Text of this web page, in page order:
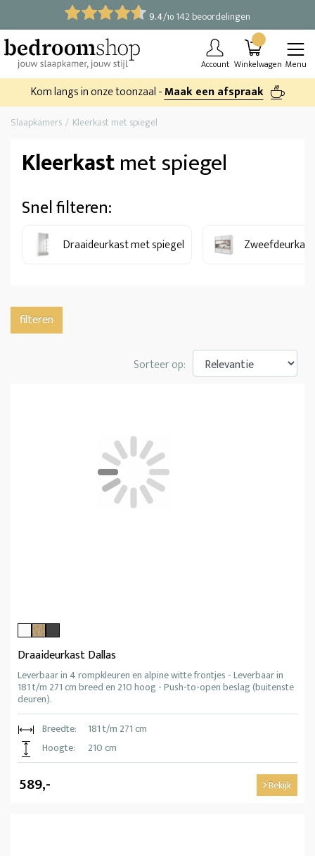
9.4/10 142 beoordelingen
Account Winkelwagen Menu
Kom langs in onze toonzaal -Maak een afspraak
Slaapkamers Kleerkast met spiegel
Kleerkastmet spiegel
Snel filteren:
Draaideurkast met spiegel
filteren
Sorteer op:
Draaideurkast Dallas
Leverbaar in 4 rompkleuren en alpine witte frontjes - Leverbaar in
181 t/m 271 cm breed en 210 hoog - Push-to-open beslag (buitenste
deuren).
Breedte:
181 t/m 271 cm
Hoogte:
210 cm
589,- Bekijk